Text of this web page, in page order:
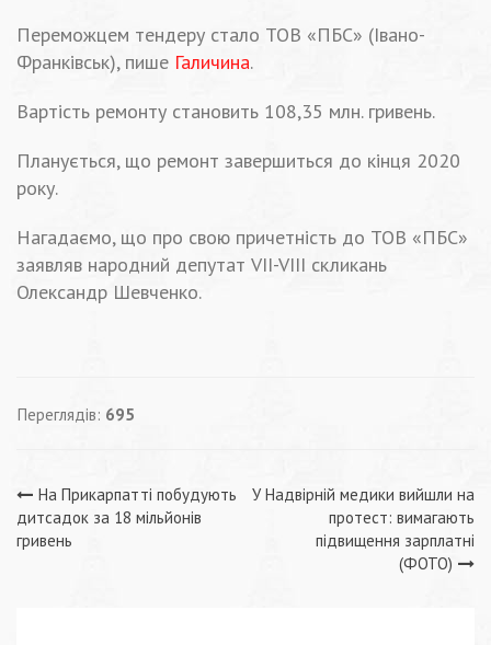
Переможцем тендеру стало ТОВ «ПБС» (Івано-
Франківськ), пише Галичина.
Вартість ремонту становить 108,35 млн. гривень.
Планується, що ремонт завершиться до кінця 2020
року.
Нагадаємо, що про свою причетність до ТОВ «ПБС»
заявляв народний депутат VII-VIII скликань
Олександр Шевченко.
Переглядів: 695
Навігація
записів
На Прикарпатті побудують
дитсадок за 18 мільйонів
гривень
У Надвірній медики вийшли на
протест: вимагають
підвищення зарплатні
(ФОТО)